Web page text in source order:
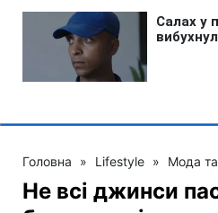
Головна » Lifestyle » Мода
Не всі джинси